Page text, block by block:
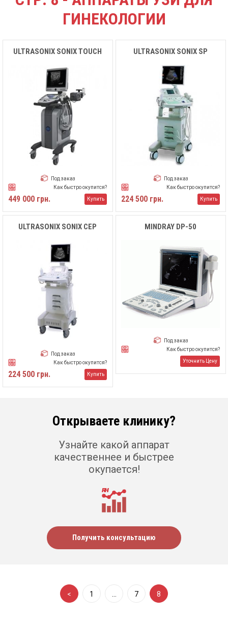
ГИНЕКОЛОГИИ
ULTRASONIX SONIX TOUCH
Под заказ
Как быстро окупится?
449 000 грн. Купить
ULTRASONIX SONIX SP
Под заказ
Как быстро окупится?
224 500 грн. Купить
ULTRASONIX SONIX CEP
Под заказ
Как быстро окупится?
224 500 грн. Купить
MINDRAY DP-50
Под заказ
Как быстро окупится?
Уточнить Цену
Открываете клинику?
Узнайте какой аппарат
качественнее и быстрее
окупается!
Получить консультацию
< 1 7 8